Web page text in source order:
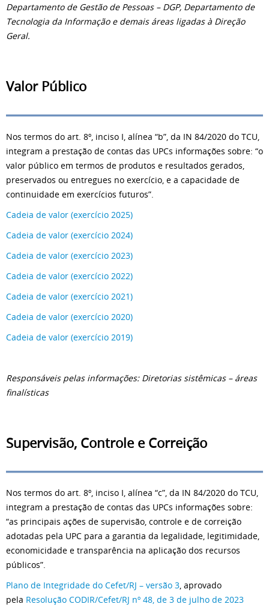
Departamento de Gestão de Pessoas – DGP, Departamento de
Tecnologia da Informação e demais áreas ligadas à Direção
Geral.
Valor Público
Nos termos do art. 8º, inciso I, alínea “b”, da IN 84/2020 do TCU,
integram a prestação de contas das UPCs informações sobre: “o
valor público em termos de produtos e resultados gerados,
preservados ou entregues no exercício, e a capacidade de
continuidade em exercícios futuros”.
Cadeia de valor (exercício 2025)
Cadeia de valor (exercício 2024)
Cadeia de valor (exercício 2023)
Cadeia de valor (exercício 2022)
Cadeia de valor (exercício 2021)
Cadeia de valor (exercício 2020)
Cadeia de valor (exercício 2019)
Responsáveis pelas informações: Diretorias sistêmicas – áreas
finalísticas
Supervisão, Controle e Correição
Nos termos do art. 8º, inciso I, alínea “c”, da IN 84/2020 do TCU,
integram a prestação de contas das UPCs informações sobre:
“as principais ações de supervisão, controle e de correição
adotadas pela UPC para a garantia da legalidade, legitimidade,
economicidade e transparência na aplicação dos recursos
públicos”.
Plano de Integridade do Cefet/RJ – versão 3, aprovado
pela Resolução CODIR/Cefet/RJ nº 48, de 3 de julho de 2023